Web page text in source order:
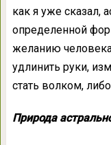
как я уже сказал,
определенной
желанию
удлинить руки,
стать волком,
Природа